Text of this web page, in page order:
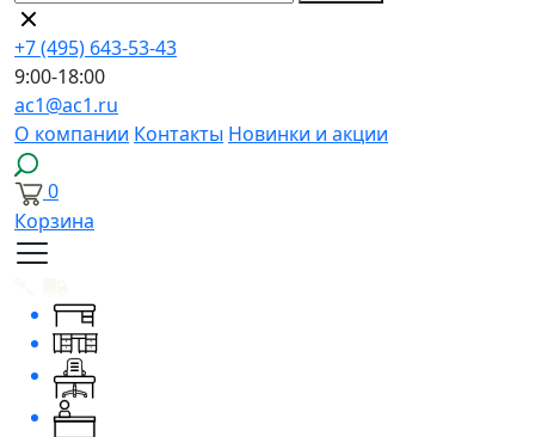
+7 (495) 643-53-43
9:00-18:00
ac1@ac1.ru
О компании Контакты Новинки и акции
0
Корзина